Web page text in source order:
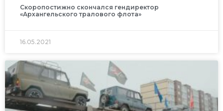
Скоропостижно скончался гендиректор
«Архангельского тралового флота»
16.05.2021